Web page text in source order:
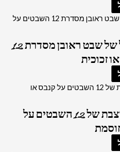
2742 – תמונה של של שבט ראובן מסדרת 12
זכוכית
2741 – תמונה מעוצבת של 12 השבטים על